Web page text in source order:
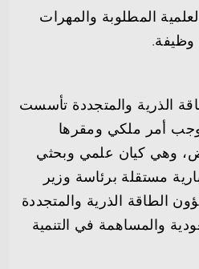
المطلوبة والمهرات
وظيفة.
الذرية والمتجددة تأسست
(2010م) بموجب أمر ملكي ومقرها
وهي كيان علمي وبحثي
مستقلة برئاسة وزير
الطاقة الذرية والمتجددة
والمساهمة في التنمية